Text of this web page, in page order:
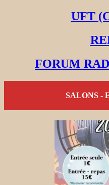
UFT
FORUM
SALONS -